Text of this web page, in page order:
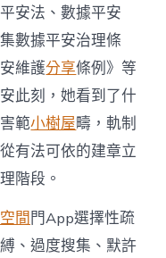
安法、數據平安
數據平安治理條
維護分享條例》等
此刻，她看到了什
範小樹屋疇，軌制
有法可依的建章立
階段。
間 門App選擇性疏
、過度搜集、默許